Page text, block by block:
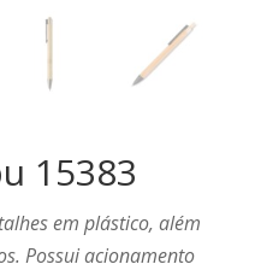
15383
em plástico, além
Possui acionamento